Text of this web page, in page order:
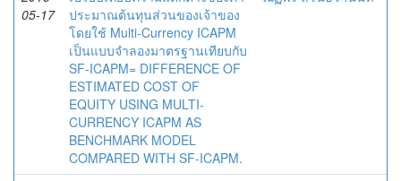
05-17
ประมาณต้นทุนส่วนของเจ้าของ
โดยใช้ Multi-Currency ICAPM
เป็นแบบจำลองมาตรฐานเทียบกับ
SF-ICAPM= DIFFERENCE OF
ESTIMATED COST OF
EQUITY USING MULTI-
CURRENCY ICAPM AS
BENCHMARK MODEL
COMPARED WITH SF-ICAPM.